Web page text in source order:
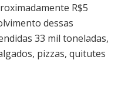
R$5
dessas
33 mil toneladas,
pizzas, quitutes